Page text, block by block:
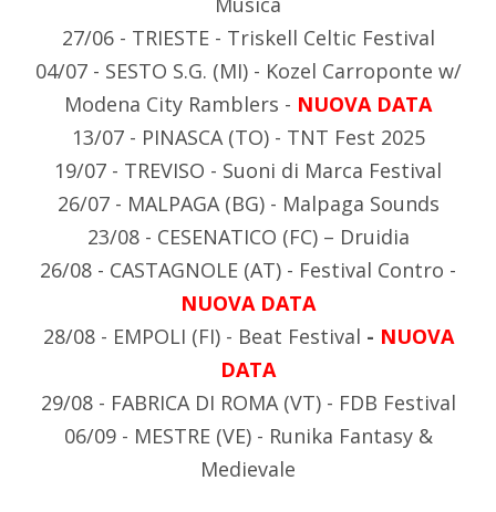
27/06 - TRIESTE - Triskell Celtic Festival
04/07 - SESTO S.G. (MI) - Kozel Carroponte w/
Modena City Ramblers - NUOVA DATA
13/07 - PINASCA (TO) - TNT Fest 2025
19/07 - TREVISO - Suoni di Marca Festival
26/07 - MALPAGA (BG) - Malpaga Sounds
23/08 - CESENATICO (FC) – Druidia
26/08 - CASTAGNOLE (AT) - Festival Contro -
NUOVA DATA
28/08 - EMPOLI (FI) - Beat Festival - NUOVA
DATA
29/08 - FABRICA DI ROMA (VT) - FDB Festival
06/09 - MESTRE (VE) - Runika Fantasy &
Medievale